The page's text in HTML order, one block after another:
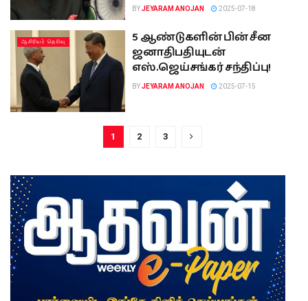
BYJEYARAM ANOJAN 2025-07-18
ஆசிரியர் தெரிவு
5 ஆண்டுகளின் பின் சீன
ஜனாதிபதியுடன்
எஸ்.ஜெய்சங்கர் சந்திப்பு!
BYJEYARAM ANOJAN 2025-07-15
1 2 3